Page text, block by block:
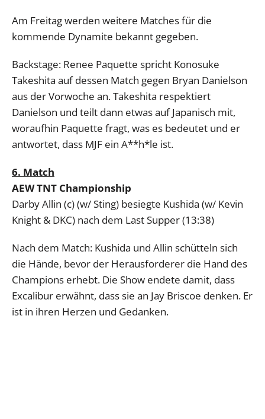
Am Freitag werden weitere Matches für die
kommende Dynamite bekannt gegeben.
Backstage: Renee Paquette spricht Konosuke
Takeshita auf dessen Match gegen Bryan Danielson
aus der Vorwoche an. Takeshita respektiert
Danielson und teilt dann etwas auf Japanisch mit,
woraufhin Paquette fragt, was es bedeutet und er
antwortet, dass MJF ein A**h*le ist.
6. Match
AEW TNT Championship
Darby Allin (c) (w/ Sting) besiegte Kushida (w/ Kevin
Knight & DKC) nach dem Last Supper (13:38)
Nach dem Match: Kushida und Allin schütteln sich
die Hände, bevor der Herausforderer die Hand des
Champions erhebt. Die Show endete damit, dass
Excalibur erwähnt, dass sie an Jay Briscoe denken. Er
ist in ihren Herzen und Gedanken.